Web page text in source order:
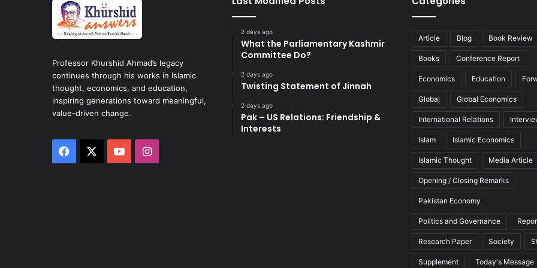
Professor Khurshid Ahmad’s legacy
continues through his works in Islamic
thought, economics, and education,
inspiring generations toward meaningful,
value-driven change.
Facebook YouTubeInstagram
2 days ago
What the Parliamentary Kashmir
Committee Do?
2 days ago
Twisting Statement of Jinnah
2 days ago
Pak – US Relations: Friendship &
Interests
Article Blog Book Review
Books Conference Report
Economics Education
Global Global Economics
International Relations
Islam Islamic Economics
Islamic Thought Media Article
Opening / Closing Remarks
Pakistan Economy
Politics and Governance
Research Paper Society
Supplement Today's Message